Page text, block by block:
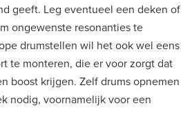
geeft. Leg eventueel een deken of
ongewenste resonanties te
drumstellen wil het ook wel eens
te monteren, die er voor zorgt dat
boost krijgen. Zelf drums opnemen
nodig, voornamelijk voor een